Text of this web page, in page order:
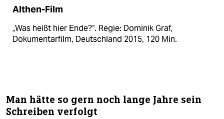
Althen-Film
„Was heißt hier Ende?“. Regie: Dominik Graf,
Dokumentarfilm, Deutschland 2015, 120 Min.
Man hätte so gern noch lange Jahre sein
Schreiben verfolgt